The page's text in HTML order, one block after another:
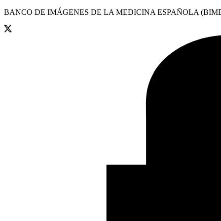
BANCO DE IMÁGENES DE LA MEDICINA ESPAÑOLA